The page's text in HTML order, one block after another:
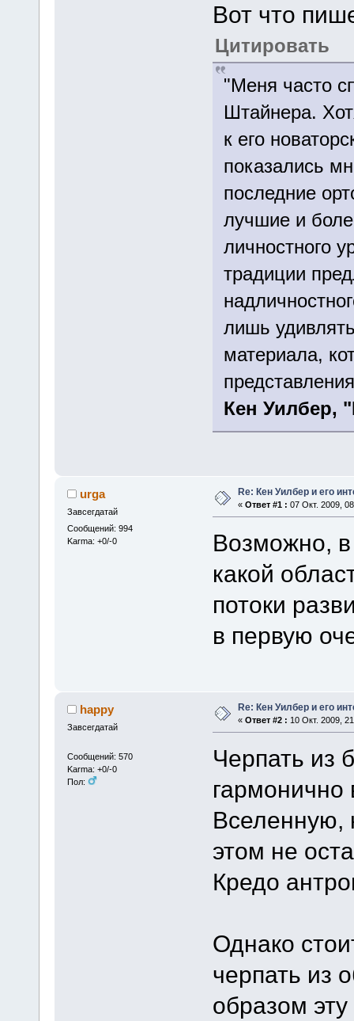
Вот что
Цитировать
"Меня часто
Штайнера.
к его
показались
последние
лучшие и
личностного
традиции
лишь
материала,
Кен Уилбер,
urga
Завсегдатай
Сообщений: 994
Karma: +0/-0
Re: Кен Уилбер и его
« Ответ #1 : 07 Окт. 2009,
Возможно,
какой
потоки
в первую
happy
Завсегдатай
Сообщений: 570
Karma: +0/-0
Пол:
Re: Кен Уилбер и его
« Ответ #2 : 10 Окт. 2009,
Черпать из
Вселенную,
этом не
Кредо
Однако
черпать из
образом эту